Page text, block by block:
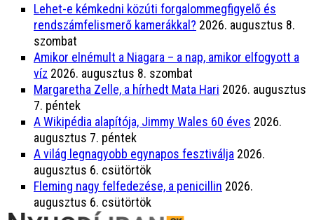
Lehet-e kémkedni közúti forgalommegfigyelő és
rendszámfelismerő kamerákkal? 2026. augusztus 8.
szombat
Amikor elnémult a Niagara – a nap, amikor elfogyott a
víz 2026. augusztus 8. szombat
Margaretha Zelle, a hírhedt Mata Hari 2026. augusztus
7. péntek
A Wikipédia alapítója, Jimmy Wales 60 éves 2026.
augusztus 7. péntek
A világ legnagyobb egynapos fesztiválja 2026.
augusztus 6. csütörtök
Fleming nagy felfedezése, a penicillin 2026.
augusztus 6. csütörtök